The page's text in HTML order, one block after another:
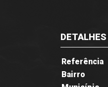
Referência
Bairro